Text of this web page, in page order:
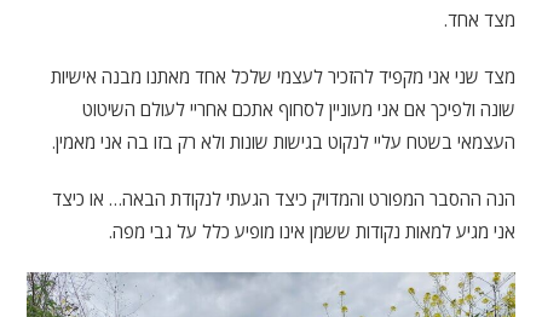
מצד אחד.
מצד שני אני מקפיד להזכיר לעצמי שלכל אחד מאתנו מבנה אישיות
שונה ולפיכך אם אני מעוניין לסחוף אתכם אחריי לעולם השיטוט
העצמאי בשטח עליי לנקוט בגישות שונות ולא רק בזו בה אני מאמין.
הנה ההסבר המפורט והמדויק כיצד הגעתי לנקודת הבאה… או כיצד
אני מגיע למאות נקודות ששמן אינו מופיע כלל על גבי מפה.